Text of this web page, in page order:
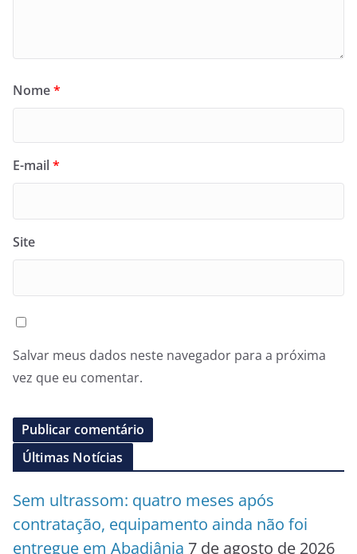
Nome*
E-mail*
Site
Salvar meus dados neste navegador para a próxima
vez que eu comentar.
Últimas Notícias
Sem ultrassom: quatro meses após
contratação, equipamento ainda não foi
entregue em Abadiânia 7 de agosto de 2026